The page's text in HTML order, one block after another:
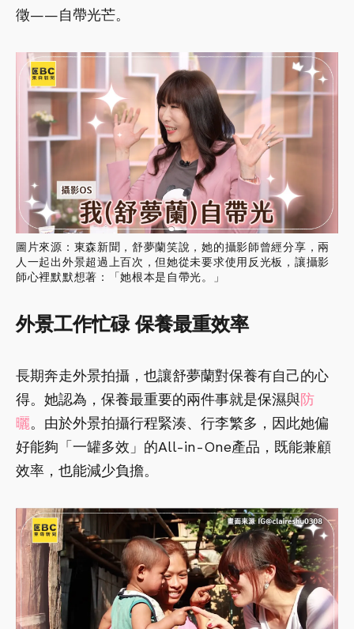
徵——自帶光芒。
圖片來源：東森新聞，舒夢蘭笑說，她的攝影師曾經分享，兩
人一起出外景超過上百次，但她從未要求使用反光板，讓攝影
師心裡默默想著：「她根本是自帶光。」
外景工作忙碌 保養最重效率
長期奔走外景拍攝，也讓舒夢蘭對保養有自己的心
得。她認為，保養最重要的兩件事就是保濕與防
曬。由於外景拍攝行程緊湊、行李繁多，因此她偏
好能夠「一罐多效」的All-in-One產品，既能兼顧
效率，也能減少負擔。